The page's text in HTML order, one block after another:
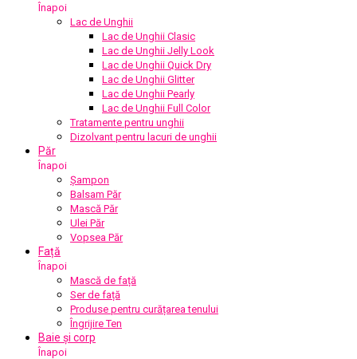
Înapoi
Lac de Unghii
Lac de Unghii Clasic
Lac de Unghii Jelly Look
Lac de Unghii Quick Dry
Lac de Unghii Glitter
Lac de Unghii Pearly
Lac de Unghii Full Color
Tratamente pentru unghii
Dizolvant pentru lacuri de unghii
Păr
Înapoi
Șampon
Balsam Păr
Mască Păr
Ulei Păr
Vopsea Păr
Față
Înapoi
Mască de față
Ser de față
Produse pentru curățarea tenului
Îngrijire Ten
Baie și corp
Înapoi